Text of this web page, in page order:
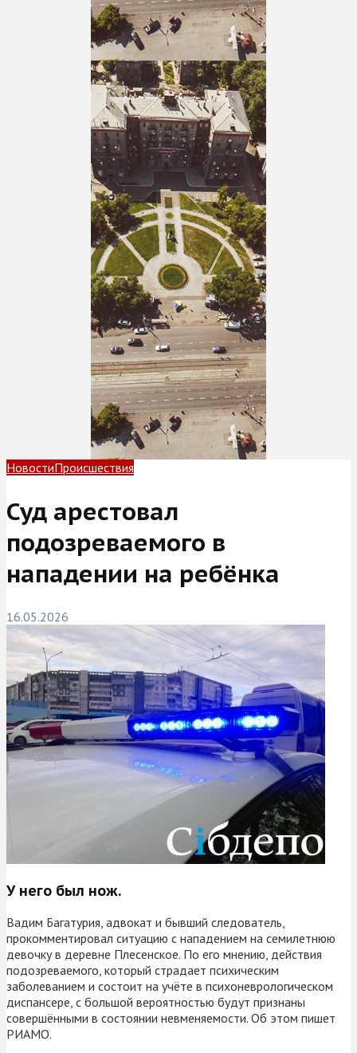
НовостиПроисшествия
Суд арестовал
подозреваемого в
нападении на ребёнка
16.05.2026
У него был нож.
Вадим Багатурия, адвокат и бывший следователь,
прокомментировал ситуацию с нападением на семилетнюю
девочку в деревне Плесенское. По его мнению, действия
подозреваемого, который страдает психическим
заболеванием и состоит на учёте в психоневрологическом
диспансере, с большой вероятностью будут признаны
совершёнными в состоянии невменяемости. Об этом пишет
РИАМО.